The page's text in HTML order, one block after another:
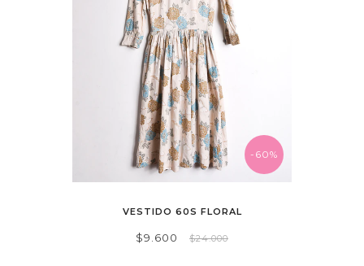
-60%
VESTIDO 60S FLORAL
$9.600 $24.000